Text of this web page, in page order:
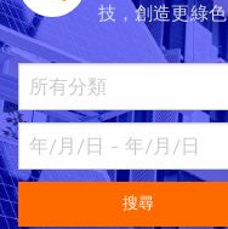
技，創造更綠
搜尋